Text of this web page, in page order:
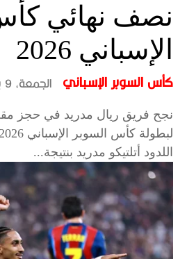
نصف نهائي
الإسباني 2026
كأس السوبر الإسباني الجمعة، 9 يناير، 2026
نجح فريق ريال مدريد في حجز مقعده
اللدود أتلتيكو مدريد بنتيجة...